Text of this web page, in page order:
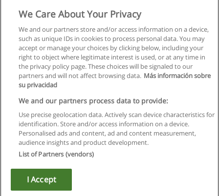
Regulamin
Polityka ochrony danych osobowych
Kontakt z Educaedu
Copyright © Educaedu Business S.L. - CIF : B-95610580: -
We Care About Your Privacy
We and our partners store and/or access information on a device,
such as unique IDs in cookies to process personal data. You may
accept or manage your choices by clicking below, including your
right to object where legitimate interest is used, or at any time in
the privacy policy page. These choices will be signaled to our
partners and will not affect browsing data. Más información sobre
su privacidad
We and our partners process data to provide:
Use precise geolocation data. Actively scan device characteristics for
identification. Store and/or access information on a device.
Personalised ads and content, ad and content measurement,
audience insights and product development.
List of Partners (vendors)
I Accept